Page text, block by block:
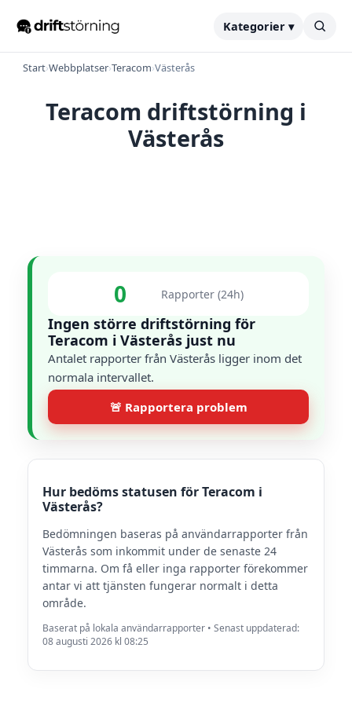
Kategorier ▾
Start›Webbplatser›Teracom›Västerås
Teracom driftstörning i
Västerås
0 Rapporter (24h)
Ingen större driftstörning för
Teracom i Västerås just nu
Antalet rapporter från Västerås ligger inom det
normala intervallet.
🚨 Rapportera problem
Hur bedöms statusen för Teracom i
Västerås?
Bedömningen baseras på användarrapporter från
Västerås som inkommit under de senaste 24
timmarna. Om få eller inga rapporter förekommer
antar vi att tjänsten fungerar normalt i detta
område.
Baserat på lokala användarrapporter • Senast uppdaterad:
08 augusti 2026 kl 08:25